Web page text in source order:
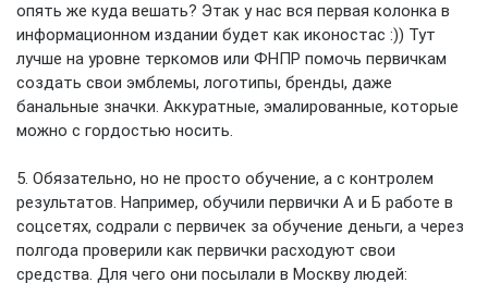
опять же куда вешать? Этак у нас вся первая колонка в
информационном издании будет как иконостас :)) Тут
лучше на уровне теркомов или ФНПР помочь первичкам
создать свои эмблемы, логотипы, бренды, даже
банальные значки. Аккуратные, эмалированные, которые
можно с гордостью носить.
5. Обязательно, но не просто обучение, а с контролем
результатов. Например, обучили первички А и Б работе в
соцсетях, содрали с первичек за обучение деньги, а через
полгода проверили как первички расходуют свои
средства. Для чего они посылали в Москву людей: